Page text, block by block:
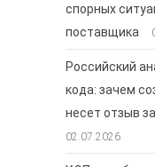
спорных
поставщика
Российский
кода: зачем
несет отзыв
02.07.2026